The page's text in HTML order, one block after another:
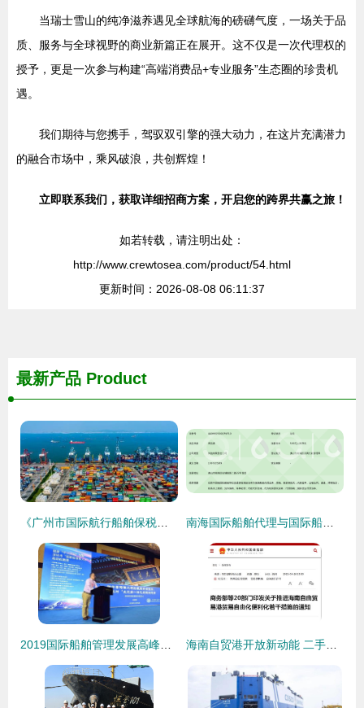
当瑞士雪山的纯净滋养遇见全球航海的磅礴气度，一场关于品
质、服务与全球视野的商业新篇正在展开。这不仅是一次代理权的
授予，更是一次参与构建“高端消费品+专业服务”生态圈的珍贵机
遇。
我们期待与您携手，驾驭双引擎的强大动力，在这片充满潜力
的融合市场中，乘风破浪，共创辉煌！
立即联系我们，获取详细招商方案，开启您的跨界共赢之旅！
如若转载，请注明出处：
http://www.crewtosea.com/product/54.html
更新时间：2026-08-08 06:11:37
最新产品 Product